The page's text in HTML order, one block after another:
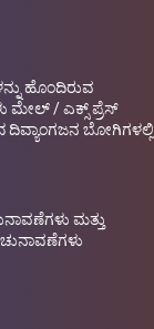
ಹೊಂದಿರುವ
ಮೇಲ್ / ಎಕ್ಸ್ ಪ್ರೆಸ್
ದಿವ್ಯಾಂಗಜನ ಬೋಗಿಗಳಲ್ಲಿ
ಮತ್ತು